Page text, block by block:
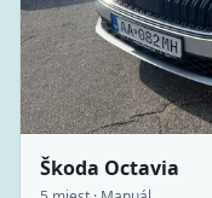
Škoda Octavia